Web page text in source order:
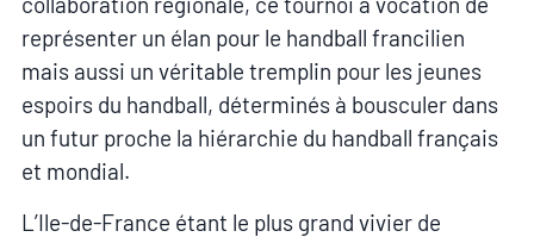
représenter un élan pour le handball francilien
mais aussi un véritable tremplin pour les jeunes
espoirs du handball, déterminés à bousculer dans
un futur proche la hiérarchie du handball français
et mondial.
L’Ile-de-France étant le plus grand vivier de